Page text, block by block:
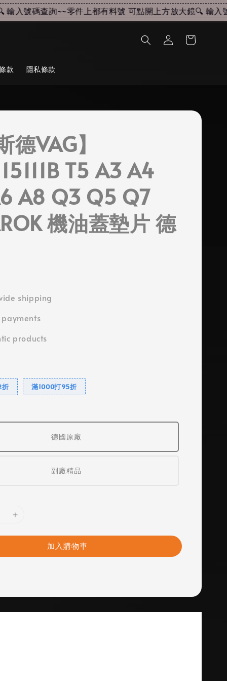
號碼查詢~~零件上都有料號 可點開上方放大鏡🔍 輸入號
款 隱私條款
德VAG】
T5 A3 A4
A8 Q3 Q5 Q7
機油蓋墊片 德
shipping
payments
products
滿1000打95折
德國原廠
副廠精品
加入購物車